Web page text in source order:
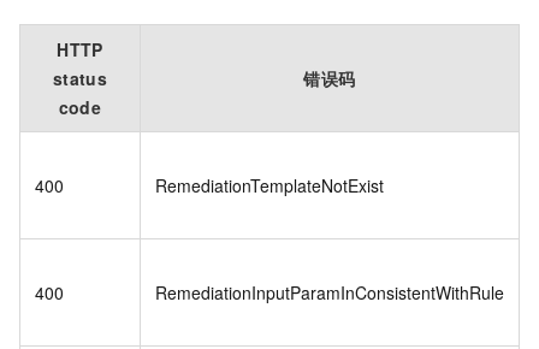
HTTP
status
code
错误码
400 RemediationTemplateNotExist
400 RemediationInputParamInConsistentWithRule